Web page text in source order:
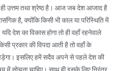
ही उत्तम तथा श्रेष्ठ है। आज जब देश आजाद है
है, क्योंकि किसी भी काल या परिस्थिति में
देश का विकास होगा तो ही वहाँ रहनेवाले
प्रकार की विपदा आती है तो वहाँ के
पड़ेगा। इसलिए हमें सदैव अपने से पहले देश की